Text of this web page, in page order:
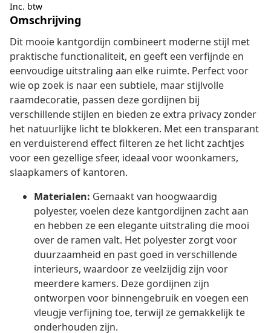
Inc. btw
Omschrijving
Dit mooie kantgordijn combineert moderne stijl met
praktische functionaliteit, en geeft een verfijnde en
eenvoudige uitstraling aan elke ruimte. Perfect voor
wie op zoek is naar een subtiele, maar stijlvolle
raamdecoratie, passen deze gordijnen bij
verschillende stijlen en bieden ze extra privacy zonder
het natuurlijke licht te blokkeren. Met een transparant
en verduisterend effect filteren ze het licht zachtjes
voor een gezellige sfeer, ideaal voor woonkamers,
slaapkamers of kantoren.
Materialen: Gemaakt van hoogwaardig
polyester, voelen deze kantgordijnen zacht aan
en hebben ze een elegante uitstraling die mooi
over de ramen valt. Het polyester zorgt voor
duurzaamheid en past goed in verschillende
interieurs, waardoor ze veelzijdig zijn voor
meerdere kamers. Deze gordijnen zijn
ontworpen voor binnengebruik en voegen een
vleugje verfijning toe, terwijl ze gemakkelijk te
onderhouden zijn.